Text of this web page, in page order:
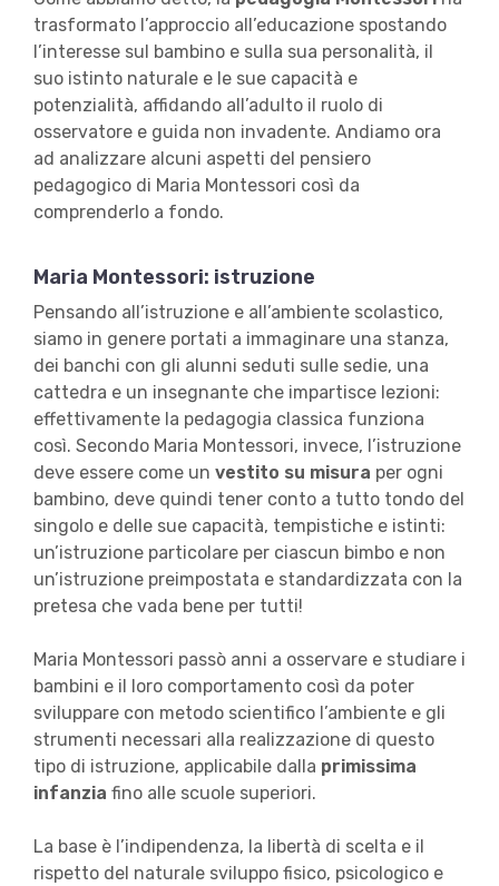
trasformato l’approccio all’educazione spostando
l’interesse sul bambino e sulla sua personalità, il
suo istinto naturale e le sue capacità e
potenzialità, affidando all’adulto il ruolo di
osservatore e guida non invadente. Andiamo ora
ad analizzare alcuni aspetti del pensiero
pedagogico di Maria Montessori così da
comprenderlo a fondo.
Maria Montessori: istruzione
Pensando all’istruzione e all’ambiente scolastico,
siamo in genere portati a immaginare una stanza,
dei banchi con gli alunni seduti sulle sedie, una
cattedra e un insegnante che impartisce lezioni:
effettivamente la pedagogia classica funziona
così. Secondo Maria Montessori, invece, l’istruzione
deve essere come un vestito su misura per ogni
bambino, deve quindi tener conto a tutto tondo del
singolo e delle sue capacità, tempistiche e istinti:
un’istruzione particolare per ciascun bimbo e non
un’istruzione preimpostata e standardizzata con la
pretesa che vada bene per tutti!
Maria Montessori passò anni a osservare e studiare i
bambini e il loro comportamento così da poter
sviluppare con metodo scientifico l’ambiente e gli
strumenti necessari alla realizzazione di questo
tipo di istruzione, applicabile dalla primissima
infanzia fino alle scuole superiori.
La base è l’indipendenza, la libertà di scelta e il
rispetto del naturale sviluppo fisico, psicologico e